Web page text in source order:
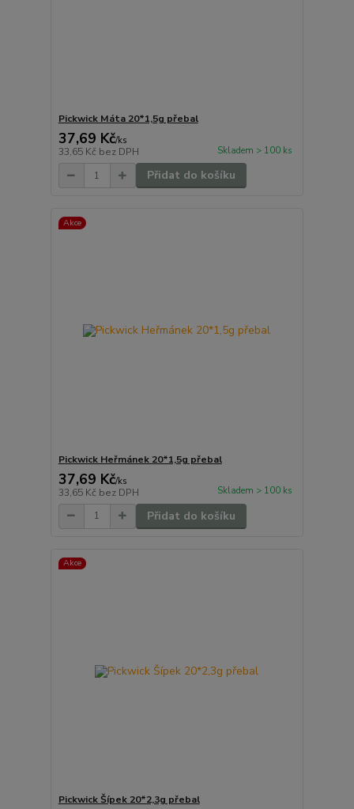
Pickwick Máta 20*1,5g přebal
37,69 Kč/ks
33,65 Kč bez DPH Skladem > 100 ks
Přidat do košíku
Akce
Pickwick Heřmánek 20*1,5g přebal
37,69 Kč/ks
33,65 Kč bez DPH Skladem > 100 ks
Přidat do košíku
Akce
Pickwick Šípek 20*2,3g přebal